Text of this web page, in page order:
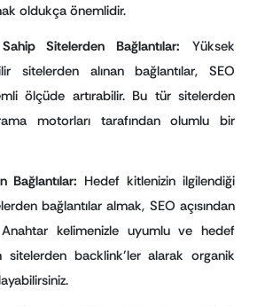
oldukça önemlidir.
Sitelerden Bağlantılar: Yüksek
sitelerden alınan bağlantılar, SEO
ölçüde artırabilir. Bu tür sitelerden
motorları tarafından olumlu bir
Bağlantılar: Hedef kitlenizin ilgilendiği
bağlantılar almak, SEO açısından
kelimenizle uyumlu ve hedef
backlink’ler alarak organik